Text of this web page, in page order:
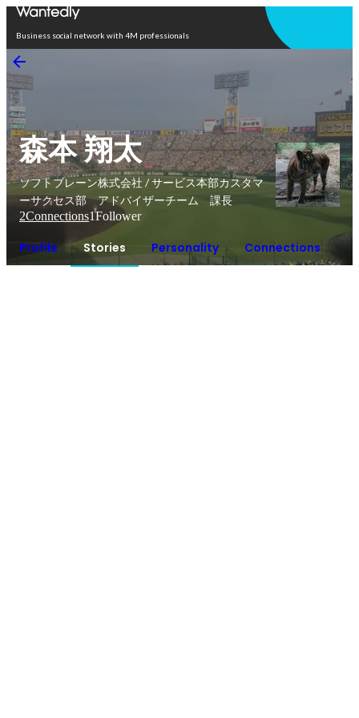
Business social network with 4M professionals
森本 翔太
ソフトブレーン株式会社 / サービス本部カスタマ
ーサクセス部 アドバイザーチーム 課長
2Connections1Follower
Profile Stories Personality Connections